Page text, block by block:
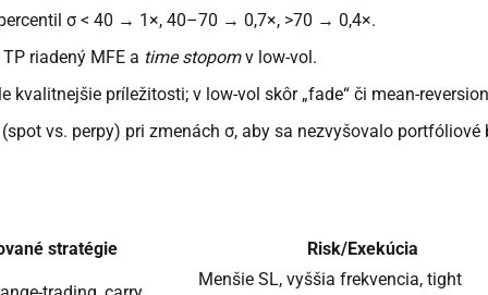
σ < 40 → 1×, 40–70 → 0,7×, >70 → 0,4×.
riadený MFE a time stopomv low-vol.
kvalitnejšie príležitosti; v low-vol skôr „fade“ či mean-
vs. perpy) pri zmenách σ, aby sa nezvyšovalo portfóliové
stratégie Risk/Exekúcia
Menšie SL, vyššia frekvencia, tight